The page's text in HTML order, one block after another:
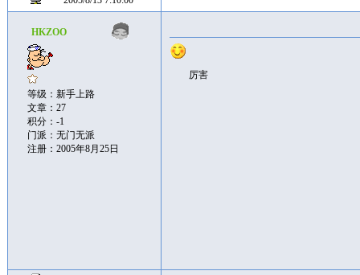
HKZOO
等级：新手上路
文章：27
积分：-1
门派：无门无派
注册：2005年8月25日
厉害